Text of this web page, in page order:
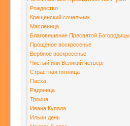
Рождество
Крещенский сочельник
Масленица
Благовещение Пресвятой Богородицы
Прощёное воскресенье
Вербное воскресенье
Чистый или Великий четверг
Страстная пятница
Пасха
Радоница
Троица
Ивана Купала
Ильин день